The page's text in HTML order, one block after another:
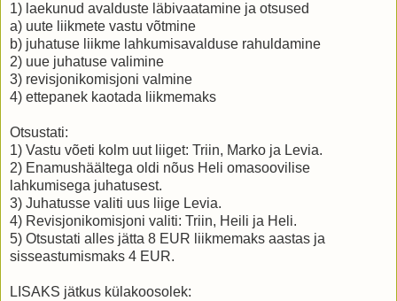
1) laekunud avalduste läbivaatamine ja otsused
a) uute liikmete vastu võtmine
b) juhatuse liikme lahkumisavalduse rahuldamine
2) uue juhatuse valimine
3) revisjonikomisjoni valmine
4) ettepanek kaotada liikmemaks
Otsustati:
1) Vastu võeti kolm uut liiget: Triin, Marko ja Levia.
2) Enamushäältega oldi nõus Heli omasoovilise
lahkumisega juhatusest.
3) Juhatusse valiti uus liige Levia.
4) Revisjonikomisjoni valiti: Triin, Heili ja Heli.
5) Otsustati alles jätta 8 EUR liikmemaks aastas ja
sisseastumismaks 4 EUR.
LISAKS jätkus külakoosolek: